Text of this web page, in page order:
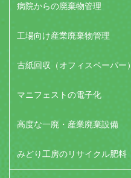
病院からの廃棄物管理
工場向け産業廃棄物管理
古紙回収（オフィスペーパー）
マニフェストの電子化
高度な一廃・産業廃棄設備
みどり工房のリサイクル肥料